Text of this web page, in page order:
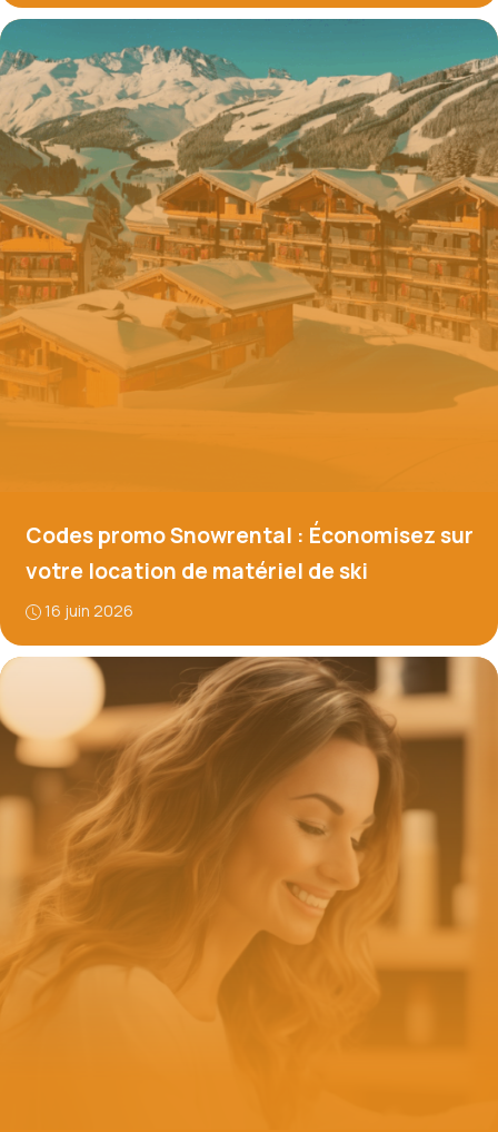
Codes promo Snowrental : Économisez sur
votre location de matériel de ski
16 juin 2026